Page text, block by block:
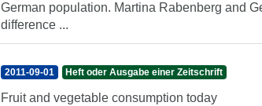
German population. Martina Rabenberg and
difference ...
2011-09-01 Heft oder Ausgabe einer Zeitschrift
Fruit and vegetable consumption today